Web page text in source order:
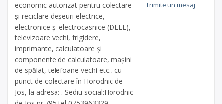
economic autorizat pentru colectare
și reciclare deșeuri electrice,
electronice și electrocasnice (DEEE),
televizoare vechi, frigidere,
imprimante, calculatoare și
componente de calculatoare, mașini
de spălat, telefoane vechi etc., cu
punct de colectare în Horodnic de
Jos, la adresa: . Sediu social:Horodnic
Trimite un mesaj